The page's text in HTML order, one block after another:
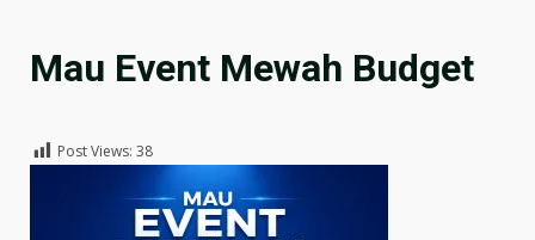
Mau Event Mewah Budget
Post Views: 38